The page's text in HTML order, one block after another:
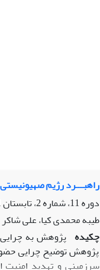
راهبـــرد رژیم
دوره 11، شماره 2، تابستان 1401، صفحه
طیبه محمدی کیا، علی شاکر
چکیده پژوهش به
پژوهش توضیح چرایی
سرزمینی و تهدید امنیت